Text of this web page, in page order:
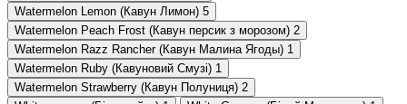
Watermelon Lemon (Кавун Лимон) 5
Watermelon Peach Frost (Кавун персик з морозом) 2
Watermelon Razz Rancher (Кавун Малина Ягоды) 1
Watermelon Ruby (Кавуновий Смузі) 1
Watermelon Strawberry (Кавун Полуниця) 2